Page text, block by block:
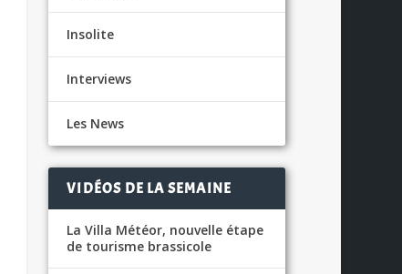
Insolite
Interviews
Les News
VIDÉOS DE LA SEMAINE
La Villa Météor, nouvelle étape
de tourisme brassicole